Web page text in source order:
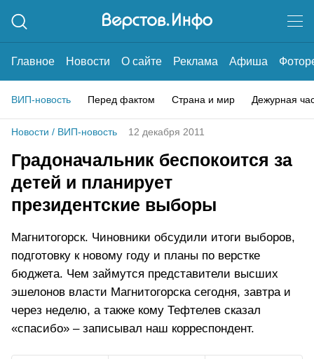
Главное Новости О сайте Реклама Афиша
ВИП-новость Перед фактом Страна и мир Дежурная
Новости / ВИП-новость 12 декабря 2011
Градоначальник беспокоится за
детей и планирует
президентские выборы
Магнитогорск. Чиновники обсудили итоги выборов,
подготовку к новому году и планы по верстке
бюджета. Чем займутся представители высших
эшелонов власти Магнитогорска сегодня, завтра и
через неделю, а также кому Тефтелев сказал
«спасибо» – записывал наш корреспондент.